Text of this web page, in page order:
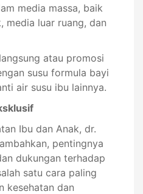
media massa, baik
media luar ruang, dan
atau promosi
susu formula bayi
air susu ibu lainnya.
Ibu dan Anak, dr.
pentingnya
dukungan terhadap
satu cara paling
kesehatan dan